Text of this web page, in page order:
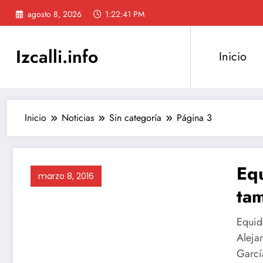
Saltar
agosto 8, 2026 1:22:42 PM
Izcalli.info Inicio
Inicio Noticias Sin categoría Página 3
marzo 8, 2016